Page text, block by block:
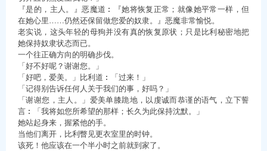
『是的，主人。』恶魔道︰『她将恢复正常；就像她平常一样，但
在她心里……仍然还保留做您爱的奴隶。』恶魔非常愉悦。
老实说，这头年轻的母狗并没有真的恢复原状；只是比利秘密地把
她保持奴隶状态而已。
一个往正确方向的明确步伐。
「好不好呢？谢谢您。」
「好吧，爱美。」比利道︰「过来！」
「记得别告诉任何人关于我们的事，好吗？」
「谢谢您，主人。」爱美单膝跪地，以虔诚而恭谨的语气，立下誓
言︰「我将如您所希望的那样；长久为此保持沈默。」
她站起身来，握紧他的手。
当他们离开，比利瞥见更衣室里的时钟。
该死！他应该在一个半小时之前就到家了。